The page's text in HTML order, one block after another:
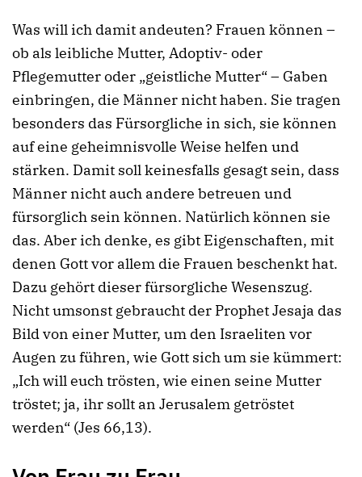
Was will ich damit andeuten? Frauen können –
ob als leibliche Mutter, Adoptiv- oder
Pflegemutter oder „geistliche Mutter“ – Gaben
einbringen, die Männer nicht haben. Sie tragen
besonders das Fürsorgliche in sich, sie können
auf eine geheimnisvolle Weise helfen und
stärken. Damit soll keinesfalls gesagt sein, dass
Männer nicht auch andere betreuen und
fürsorglich sein können. Natürlich können sie
das. Aber ich denke, es gibt Eigenschaften, mit
denen Gott vor allem die Frauen beschenkt hat.
Dazu gehört dieser fürsorgliche Wesenszug.
Nicht umsonst gebraucht der Prophet Jesaja das
Bild von einer Mutter, um den Israeliten vor
Augen zu führen, wie Gott sich um sie kümmert:
„Ich will euch trösten, wie einen seine Mutter
tröstet; ja, ihr sollt an Jerusalem getröstet
werden“ (Jes 66,13).